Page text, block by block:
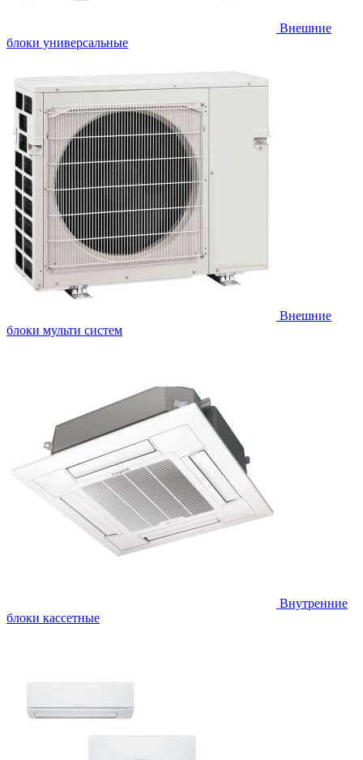
Внешние
блоки универсальные
Внешние
блоки мульти систем
Внутренние
блоки кассетные